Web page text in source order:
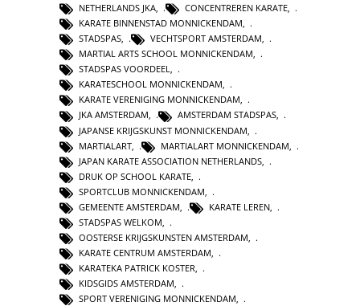
NETHERLANDS JKA, CONCENTREREN KARATE,
KARATE BINNENSTAD MONNICKENDAM,
STADSPAS, VECHTSPORT AMSTERDAM,
MARTIAL ARTS SCHOOL MONNICKENDAM,
STADSPAS VOORDEEL,
KARATESCHOOL MONNICKENDAM,
KARATE VERENIGING MONNICKENDAM,
JKA AMSTERDAM, AMSTERDAM STADSPAS,
JAPANSE KRIJGSKUNST MONNICKENDAM
MARTIALART
MARTIALART MONNICKENDAM
JAPAN KARATE ASSOCIATION NETHERLANDS
DRUK OP SCHOOL KARATE
SPORTCLUB MONNICKENDAM
GEMEENTE AMSTERDAM
KARATE LEREN
STADSPAS WELKOM
OOSTERSE KRIJGSKUNSTEN AMSTERDAM
KARATE CENTRUM AMSTERDAM,
KARATEKA PATRICK KOSTER,
KIDSGIDS AMSTERDAM,
SPORT VERENIGING MONNICKENDAM,